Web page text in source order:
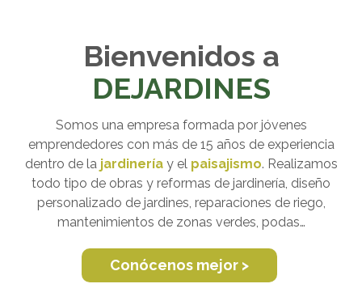
Bienvenidos a
DEJARDINES
Somos una empresa formada por jóvenes
emprendedores con más de 15 años de experiencia
dentro de la jardineríay el paisajismo. Realizamos
todo tipo de obras y reformas de jardinería, diseño
personalizado de jardines, reparaciones de riego,
mantenimientos de zonas verdes, podas…
Conócenos mejor >